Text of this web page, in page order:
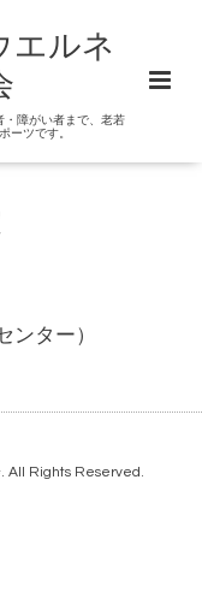
エルネ
・障がい者まで、老若
ーツです。
ンター）
. All Rights Reserved.